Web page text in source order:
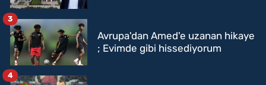
Avrupa'dan Amed'e uzanan hikaye
; Evimde gibi hissediyorum
3
4